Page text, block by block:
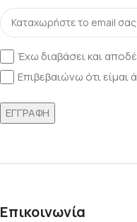
Έχω διαβάσει και
Επιβεβαιώνω ότι είμαι
Επικοινωνία